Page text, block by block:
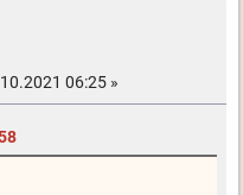
06:25 »